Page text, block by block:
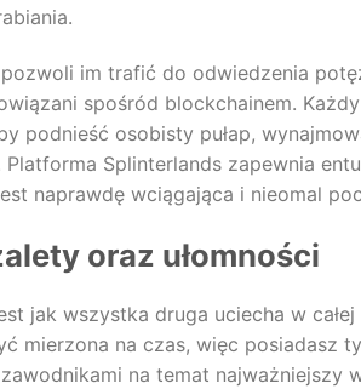
im trafić do odwiedzenia
spośród blockchainem.
podnieść osobisty pułap,
Splinterlands zapewnia
naprawdę wciągająca i nieomal
oraz ułomności
jak wszystka druga uciecha w
mierzona na czas, więc posiadasz
na temat najważniejszy